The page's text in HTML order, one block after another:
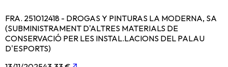
FRA. 251012418 - DROGAS Y PINTURAS LA MODERNA, SA
(SUBMINISTRAMENT D'ALTRES MATERIALS DE
CONSERVACIÓ PER LES INSTAL.LACIONS DEL PALAU
D'ESPORTS)